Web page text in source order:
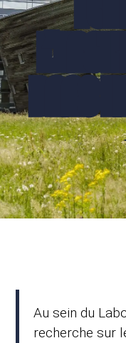
Au sein du
recherche sur